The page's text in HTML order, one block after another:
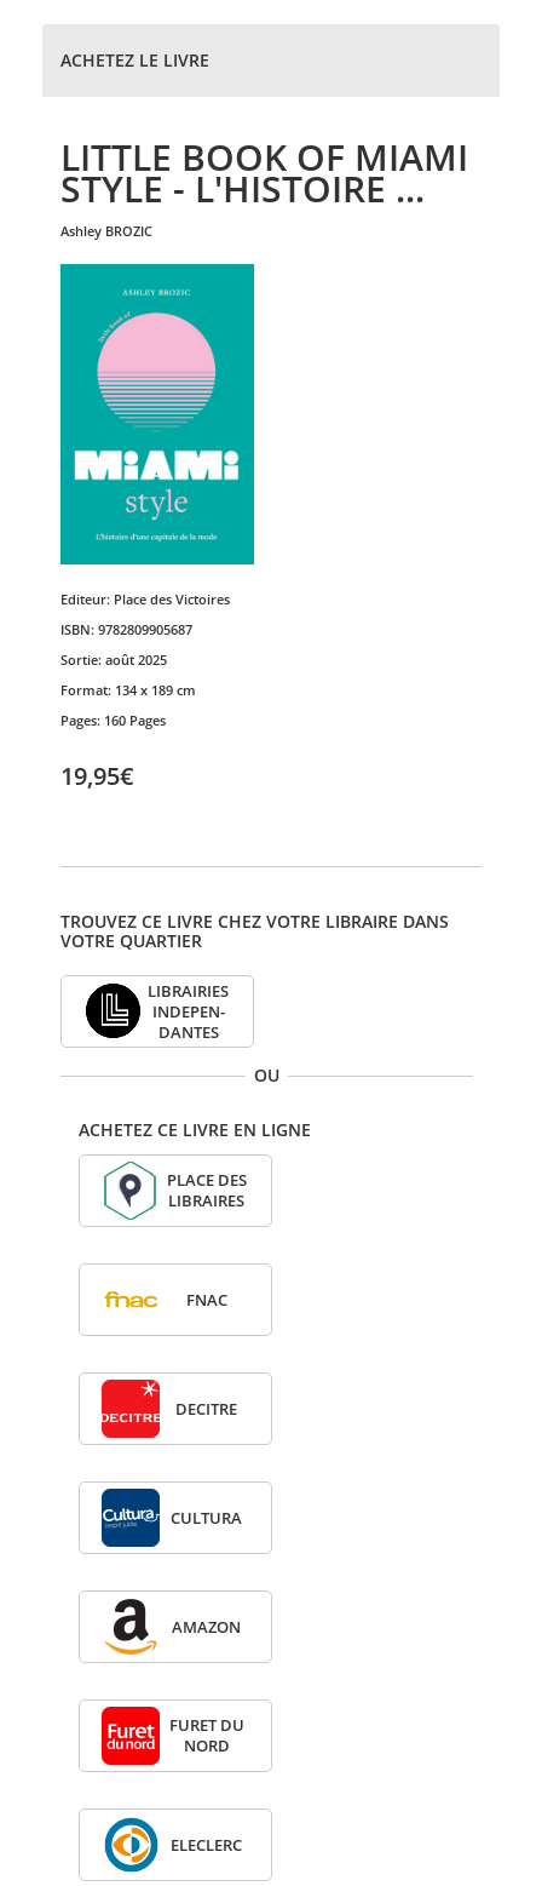
ACHETEZ LE LIVRE
LITTLE BOOK OF MIAMI
STYLE - L'HISTOIRE ...
ashley BROZIC
Editeur: Place des Victoires
ISBN: 9782809905687
Sortie: août 2025
Format: 134 x 189 cm
Pages: 160 Pages
19,95€
TROUVEZ CE LIVRE CHEZ VOTRE LIBRAIRE DANS
VOTRE QUARTIER
LIBRAI­RIES
INDE­PEN­
DANTES
OU
ACHETEZ CE LIVRE EN LIGNE
PLACE DES
LIBRAIRES
FNAC
DECITRE
CULTURA
AMA­ZON
FURET DU
NORD
ELE­CLERC